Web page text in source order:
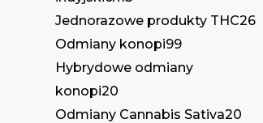
Jednorazowe produkty THC26
Odmiany konopi99
Hybrydowe odmiany
konopi20
Odmiany Cannabis Sativa20